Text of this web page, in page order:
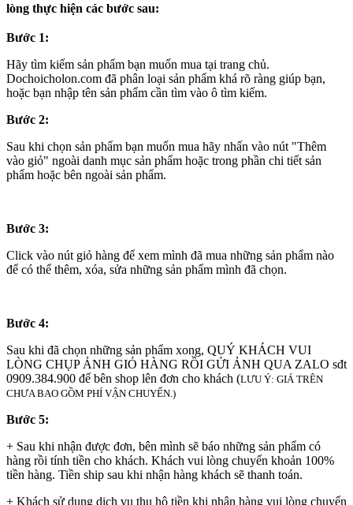
lòng thực hiện các bước sau:
Bước 1:
Hãy tìm kiếm sản phẩm bạn muốn mua tại trang chủ.
Dochoicholon.com đã phân loại sản phẩm khá rõ ràng giúp bạn,
hoặc bạn nhập tên sản phẩm cần tìm vào ô tìm kiếm.
Bước 2:
Sau khi chọn sản phẩm bạn muốn mua hãy nhấn vào nút "Thêm
vào giỏ" ngoài danh mục sản phẩm hoặc trong phần chi tiết sản
phẩm hoặc bên ngoài sản phẩm.
Bước 3:
Click vào nút giỏ hàng để xem mình đã mua những sản phẩm nào
để có thể thêm, xóa, sửa những sản phẩm mình đã chọn.
Bước 4:
Sau khi đã chọn những sản phẩm xong, QUÝ KHÁCH VUI
LÒNG CHỤP ẢNH GIỎ HÀNG RỒI GỬI ẢNH QUA ZALO sđt
0909.384.900 để bên shop lên đơn cho khách (LƯU Ý: GIÁ TRÊN
CHƯA BAO GỒM PHÍ VẬN CHUYỂN.)
Bước 5:
+ Sau khi nhận được đơn, bên mình sẽ báo những sản phẩm có
hàng rồi tính tiền cho khách. Khách vui lòng chuyển khoản 100%
tiền hàng. Tiền ship sau khi nhận hàng khách sẽ thanh toán.
+ Khách sử dụng dịch vụ thu hộ tiền khi nhận hàng vui lòng chuyển